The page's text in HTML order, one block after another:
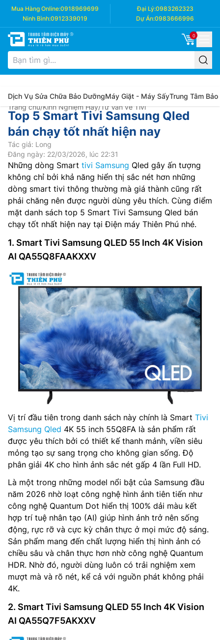
Mua Hàng Online:0918969699 Đại Lý:0983262323
Ninh Bình:0912339019 Dự Án:0983666996
0
Dịch Vụ Sửa Chữa Bảo DưỡngMáy Giặt - Máy SấyTrung Tâm Bảo
Trang chủ/Kinh Nghiệm Hay/Tư Vấn về Tivi
Top 5 Smart Tivi Samsung Qled
bán chạy tốt nhất hiện nay
Tác giả: Long
Đăng ngày: 22/03/2026, lúc 22:31
Những dòng Smart tivi Samsung Qled gây ấn tượng
không chỉ bởi khả năng hiển thị sắc nét hơn những
dòng smart tivi thông thường mà giá thành cũng rất
phải chăng nên được người dùng yêu thích. Cùng điểm
mặt danh sách top 5 Smart Tivi Samsung Qled bán
chạy tốt nhất hiện nay tại Điện máy Thiên Phú nhé.
1. Smart Tivi Samsung QLED 55 Inch 4K Vision
AI QA55Q8FAAKXXV
Vị trí đầu tiên trong danh sách này chính là Smart Tivi
Samsung Qled 4K 55 inch 55Q8FA là sản phẩm rất
được yêu thích bởi có thiết kế thanh mảnh, viền siêu
mỏng tạo sự sang trọng cho không gian sống. Độ
phân giải 4K cho hình ảnh sắc nét gấp 4 lần Full HD.
Là một trong những model nổi bật của Samsung đầu
năm 2026 nhờ loạt công nghệ hình ảnh tiên tiến như
công nghệ Quantum Dot hiển thị 100% dải màu kết
hợp trí tuệ nhân tạo (AI) giúp hình ảnh trở nên sống
động, rực rỡ và cực kỳ chân thực ở mọi mức độ sáng.
Sản phẩm mang đến chất lượng hiển thị hình ảnh có
chiều sâu và chân thực hơn nhờ công nghệ Quantum
HDR. Nhờ đó, người dùng luôn có trải nghiệm xem
mượt mà và rõ nét, kể cả với nguồn phát không phải
4K.
2. Smart Tivi Samsung QLED 55 Inch 4K Vision
AI QA55Q7F5AKXXV